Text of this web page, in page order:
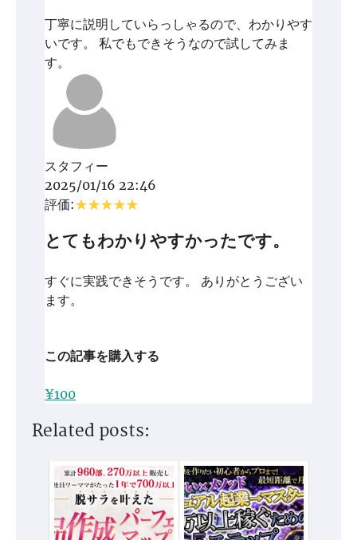
丁寧に説明していらっしゃるので、わかりやす
いです。 私でもできそうなので試してみま
す。
スタフィー
2025/01/16 22:46
評価:
とてもわかりやすかったです。
すぐに実践できそうです。 ありがとうござい
ます。
この記事を購入する
¥100
Related posts: